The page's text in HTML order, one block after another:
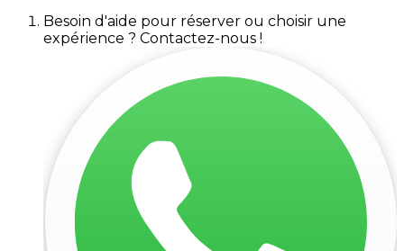
Besoin d'aide pour réserver ou choisir une
expérience ? Contactez-nous !